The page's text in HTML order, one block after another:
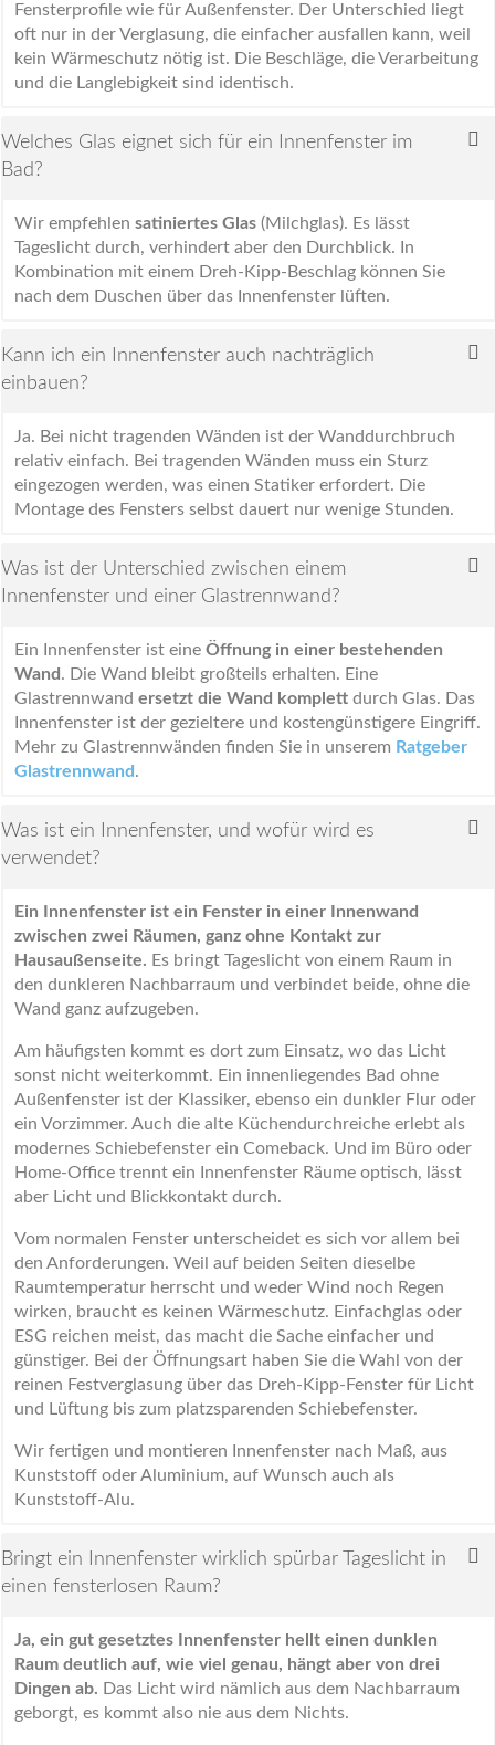
Fensterprofile wie für Außenfenster. Der Unterschied liegt
oft nur in der Verglasung, die einfacher ausfallen kann, weil
kein Wärmeschutz nötig ist. Die Beschläge, die Verarbeitung
und die Langlebigkeit sind identisch.
Welches Glas eignet sich für ein Innenfenster im
Bad?
Wir empfehlen satiniertes Glas (Milchglas). Es lässt
Tageslicht durch, verhindert aber den Durchblick. In
Kombination mit einem Dreh-Kipp-Beschlag können Sie
nach dem Duschen über das Innenfenster lüften.
Kann ich ein Innenfenster auch nachträglich
einbauen?
Ja. Bei nicht tragenden Wänden ist der Wanddurchbruch
relativ einfach. Bei tragenden Wänden muss ein Sturz
eingezogen werden, was einen Statiker erfordert. Die
Montage des Fensters selbst dauert nur wenige Stunden.
Was ist der Unterschied zwischen einem
Innenfenster und einer Glastrennwand?
Ein Innenfenster ist eine Öffnung in einer bestehenden
Wand. Die Wand bleibt großteils erhalten. Eine
Glastrennwand ersetzt die Wand komplett durch Glas. Das
Innenfenster ist der gezieltere und kostengünstigere Eingriff.
Mehr zu Glastrennwänden finden Sie in unserem Ratgeber
Glastrennwand.
Was ist ein Innenfenster, und wofür wird es
verwendet?
Ein Innenfenster ist ein Fenster in einer Innenwand
zwischen zwei Räumen, ganz ohne Kontakt zur
Hausaußenseite. Es bringt Tageslicht von einem Raum in
den dunkleren Nachbarraum und verbindet beide, ohne die
Wand ganz aufzugeben.
Am häufigsten kommt es dort zum Einsatz, wo das Licht
sonst nicht weiterkommt. Ein innenliegendes Bad ohne
Außenfenster ist der Klassiker, ebenso ein dunkler Flur oder
ein Vorzimmer. Auch die alte Küchendurchreiche erlebt als
modernes Schiebefenster ein Comeback. Und im Büro oder
Home-Office trennt ein Innenfenster Räume optisch, lässt
aber Licht und Blickkontakt durch.
Vom normalen Fenster unterscheidet es sich vor allem bei
den Anforderungen. Weil auf beiden Seiten dieselbe
Raumtemperatur herrscht und weder Wind noch Regen
wirken, braucht es keinen Wärmeschutz. Einfachglas oder
ESG reichen meist, das macht die Sache einfacher und
günstiger. Bei der Öffnungsart haben Sie die Wahl von der
reinen Festverglasung über das Dreh-Kipp-Fenster für Licht
und Lüftung bis zum platzsparenden Schiebefenster.
Wir fertigen und montieren Innenfenster nach Maß, aus
Kunststoff oder Aluminium, auf Wunsch auch als
Kunststoff-Alu.
Bringt ein Innenfenster wirklich spürbar Tageslicht in
einen fensterlosen Raum?
Ja, ein gut gesetztes Innenfenster hellt einen dunklen
Raum deutlich auf, wie viel genau, hängt aber von drei
Dingen ab. Das Licht wird nämlich aus dem Nachbarraum
geborgt, es kommt also nie aus dem Nichts.